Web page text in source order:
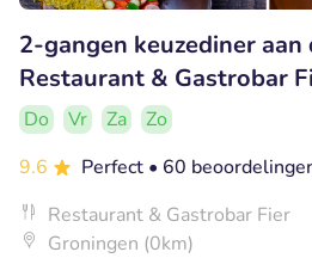
2-gangen keuzediner aan
Restaurant & Gastrobar
Do Vr Za
Zo
9.6
Perfect • 60
Restaurant & Gastrobar Fier
Groningen (0km)